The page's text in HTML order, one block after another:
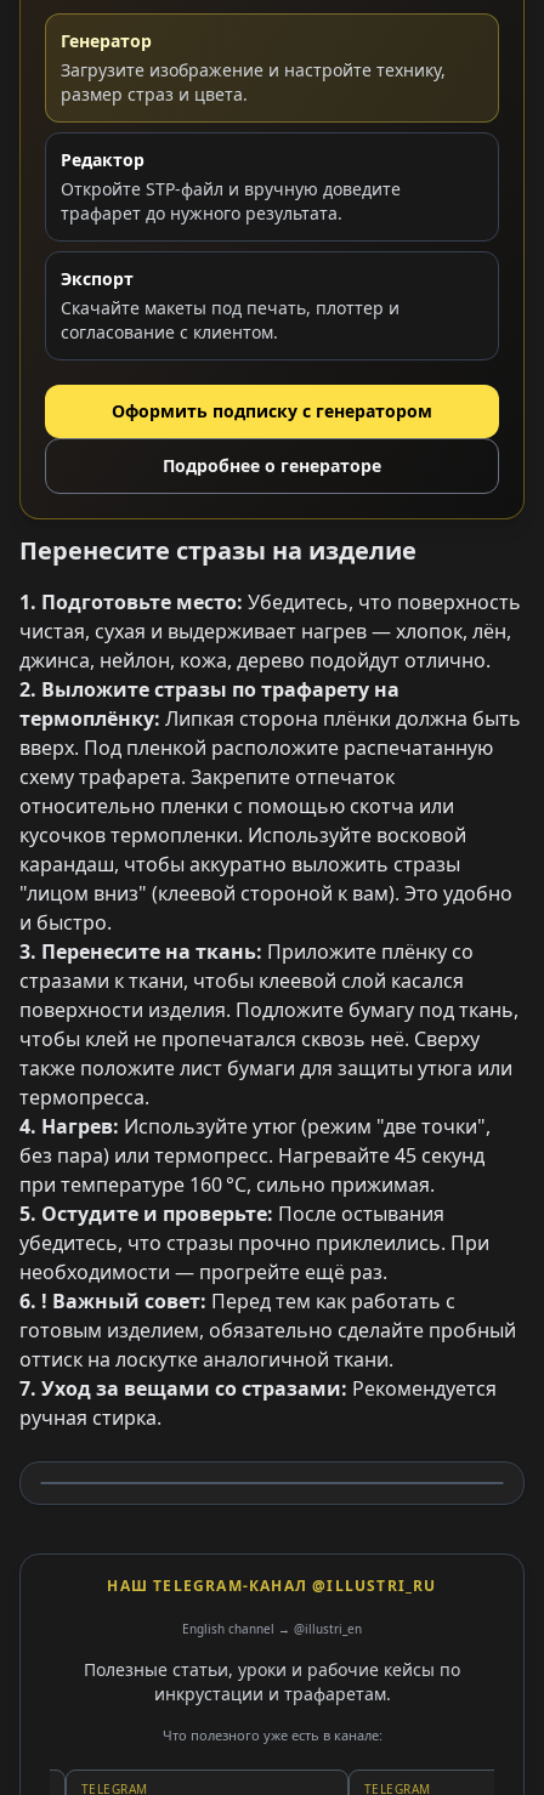
Генератор
Загрузите изображение и настройте технику,
размер страз и цвета.
Редактор
Откройте STP-файл и вручную доведите
трафарет до нужного результата.
Экспорт
Скачайте макеты под печать, плоттер и
согласование с клиентом.
Оформить подписку с генератором
Подробнее о генераторе
Перенесите стразы на изделие
1. Подготовьте место: Убедитесь, что поверхность
чистая, сухая и выдерживает нагрев — хлопок, лён,
джинса, нейлон, кожа, дерево подойдут отлично.
2. Выложите стразы по трафарету на
термоплёнку: Липкая сторона плёнки должна быть
вверх. Под пленкой расположите распечатанную
схему трафарета. Закрепите отпечаток
относительно пленки с помощью скотча или
кусочков термопленки. Используйте восковой
карандаш, чтобы аккуратно выложить стразы
"лицом вниз" (клеевой стороной к вам). Это удобно
и быстро.
3. Перенесите на ткань: Приложите плёнку со
стразами к ткани, чтобы клеевой слой касался
поверхности изделия. Подложите бумагу под ткань,
чтобы клей не пропечатался сквозь неё. Сверху
также положите лист бумаги для защиты утюга или
термопресса.
4. Нагрев: Используйте утюг (режим "две точки",
без пара) или термопресс. Нагревайте 45 секунд
при температуре 160 °C, сильно прижимая.
5. Остудите и проверьте: После остывания
убедитесь, что стразы прочно приклеились. При
необходимости — прогрейте ещё раз.
6. ! Важный совет: Перед тем как работать с
готовым изделием, обязательно сделайте пробный
оттиск на лоскутке аналогичной ткани.
7. Уход за вещами со стразами: Рекомендуется
ручная стирка.
НАШ TELEGRAM-КАНАЛ @ILLUSTRI_RU
English channel → @illustri_en
Полезные статьи, уроки и рабочие кейсы по
инкрустации и трафаретам.
Что полезного уже есть в канале:
TELEGRAM TELEGRAM